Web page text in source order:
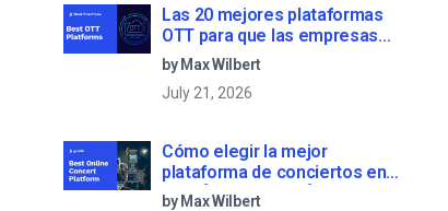
Las 20 mejores plataformas
OTT para que las empresas
creen su propio servicio de
streaming (2026)
by Max Wilbert
July 21, 2026
Cómo elegir la mejor
plataforma de conciertos en
línea [2022 Update]
by Max Wilbert